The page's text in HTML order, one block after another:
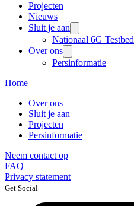
Projecten
Nieuws
Sluit je aan
Nationaal 6G Testbed
Over ons
Persinformatie
Home
Over ons
Sluit je aan
Projecten
Persinformatie
Neem contact op
FAQ
Privacy statement
Get Social